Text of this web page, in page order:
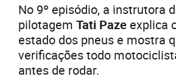
No 9º episódio, a instrutora
pilotagem Tati Paze explica
estado dos pneus e mostra
verificações todo
antes de rodar.